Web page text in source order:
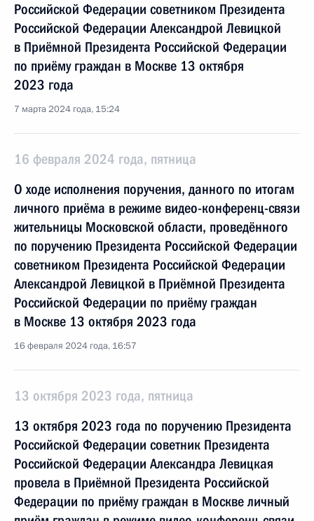
Российской Федерации советником Президента
Российской Федерации Александрой Левицкой
в Приёмной Президента Российской Федерации
по приёму граждан в Москве 13 октября
2023 года
7 марта 2024 года, 15:24
16 февраля 2024 года, пятница
О ходе исполнения поручения, данного по итогам
личного приёма в режиме видео-конференц-связи
жительницы Московской области, проведённого
по поручению Президента Российской Федерации
советником Президента Российской Федерации
Александрой Левицкой в Приёмной Президента
Российской Федерации по приёму граждан
в Москве 13 октября 2023 года
16 февраля 2024 года, 16:57
13 октября 2023 года, пятница
13 октября 2023 года по поручению Президента
Российской Федерации советник Президента
Российской Федерации Александра Левицкая
провела в Приёмной Президента Российской
Федерации по приёму граждан в Москве личный